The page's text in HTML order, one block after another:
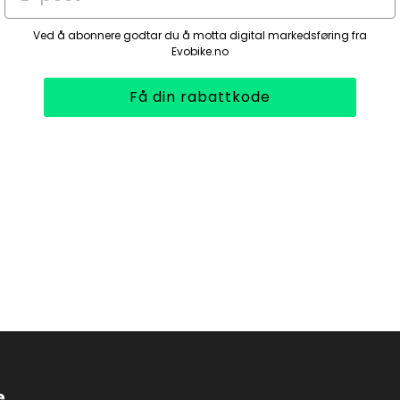
Ved å abonnere godtar du å motta digital markedsføring fra
Evobike.no
Få din rabattkode